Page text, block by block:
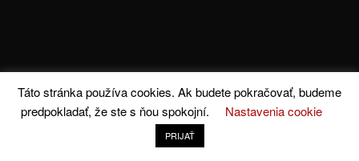
Táto stránka používa cookies. Ak budete pokračovať, budeme
predpokladať, že ste s ňou spokojní.
Nastavenia cookie
PRIJAŤ